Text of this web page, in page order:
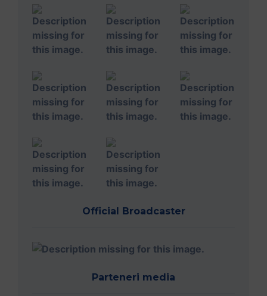
Official Broadcaster
Parteneri media